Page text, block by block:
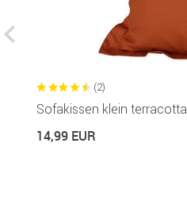
(2)
Sofakissen klein terracotta
14,99 EUR